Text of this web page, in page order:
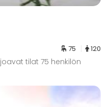
75 120
tilat 75 henkilön